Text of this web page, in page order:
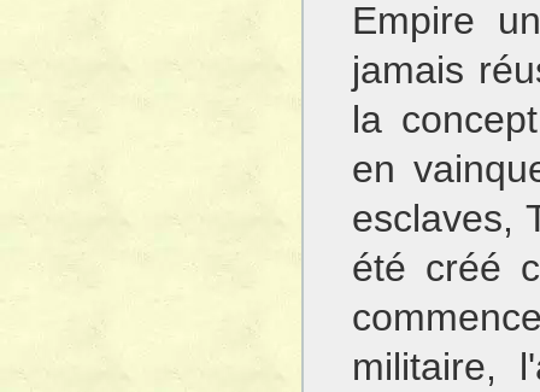
Empire
jamais
la
en
esclaves,
été créé
militaire,